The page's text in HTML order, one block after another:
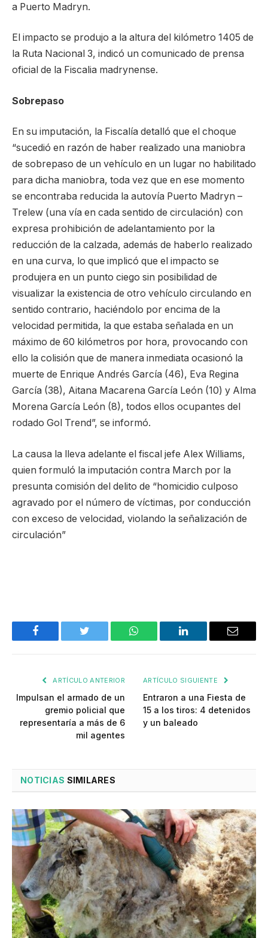
a Puerto Madryn.
El impacto se produjo a la altura del kilómetro 1405 de
la Ruta Nacional 3, indicó un comunicado de prensa
oficial de la Fiscalia madrynense.
Sobrepaso
En su imputación, la Fiscalía detalló que el choque
“sucedió en razón de haber realizado una maniobra
de sobrepaso de un vehículo en un lugar no habilitado
para dicha maniobra, toda vez que en ese momento
se encontraba reducida la autovía Puerto Madryn –
Trelew (una vía en cada sentido de circulación) con
expresa prohibición de adelantamiento por la
reducción de la calzada, además de haberlo realizado
en una curva, lo que implicó que el impacto se
produjera en un punto ciego sin posibilidad de
visualizar la existencia de otro vehículo circulando en
sentido contrario, haciéndolo por encima de la
velocidad permitida, la que estaba señalada en un
máximo de 60 kilómetros por hora, provocando con
ello la colisión que de manera inmediata ocasionó la
muerte de Enrique Andrés García (46), Eva Regina
García (38), Aitana Macarena García León (10) y Alma
Morena García León (8), todos ellos ocupantes del
rodado Gol Trend”, se informó.
La causa la lleva adelante el fiscal jefe Alex Williams,
quien formuló la imputación contra March por la
presunta comisión del delito de “homicidio culposo
agravado por el número de víctimas, por conducción
con exceso de velocidad, violando la señalización de
circulación”
Facebook Twitter WhatsApp LinkedIn Email
ARTÍCULO ANTERIOR
Impulsan el armado de un
gremio policial que
representaría a más de 6
mil agentes
ARTÍCULO SIGUIENTE
Entraron a una Fiesta de
15 a los tiros: 4 detenidos
y un baleado
NOTICIAS SIMILARES